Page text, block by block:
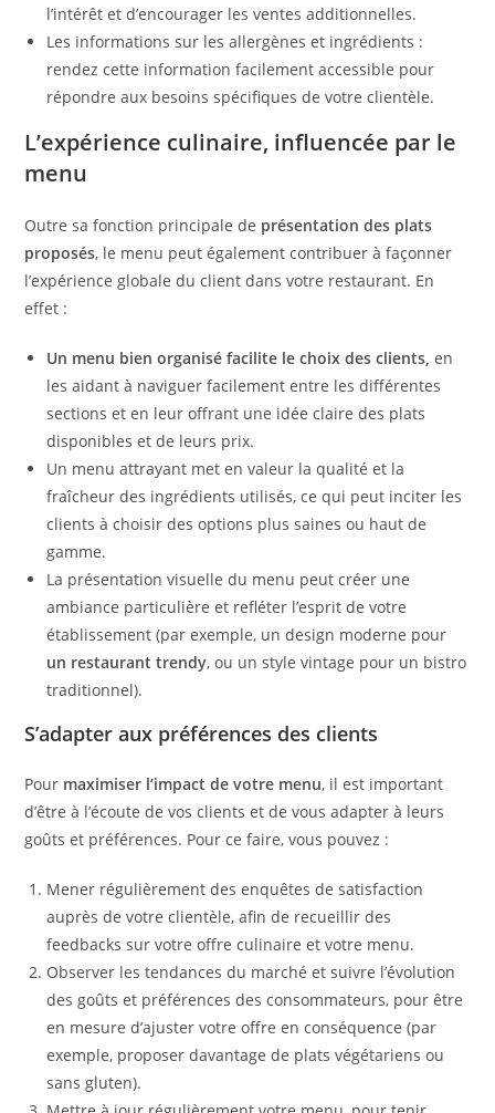
l’intérêt et d’encourager les ventes additionnelles.
Les informations sur les allergènes et ingrédients :
rendez cette information facilement accessible pour
répondre aux besoins spécifiques de votre clientèle.
L’expérience culinaire, influencée par le
menu
Outre sa fonction principale de présentation des plats
proposés, le menu peut également contribuer à façonner
l’expérience globale du client dans votre restaurant. En
effet :
Un menu bien organisé facilite le choix des clients, en
les aidant à naviguer facilement entre les différentes
sections et en leur offrant une idée claire des plats
disponibles et de leurs prix.
Un menu attrayant met en valeur la qualité et la
fraîcheur des ingrédients utilisés, ce qui peut inciter les
clients à choisir des options plus saines ou haut de
gamme.
La présentation visuelle du menu peut créer une
ambiance particulière et refléter l’esprit de votre
établissement (par exemple, un design moderne pour
un restaurant trendy, ou un style vintage pour un bistro
traditionnel).
S’adapter aux préférences des clients
Pour maximiser l’impact de votre menu, il est important
d’être à l’écoute de vos clients et de vous adapter à leurs
goûts et préférences. Pour ce faire, vous pouvez :
Mener régulièrement des enquêtes de satisfaction
auprès de votre clientèle, afin de recueillir des
feedbacks sur votre offre culinaire et votre menu.
Observer les tendances du marché et suivre l’évolution
des goûts et préférences des consommateurs, pour être
en mesure d’ajuster votre offre en conséquence (par
exemple, proposer davantage de plats végétariens ou
sans gluten).